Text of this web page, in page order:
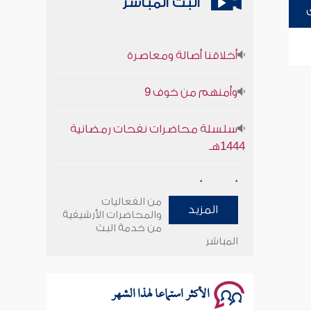
أخلاقنا أصالة ومعاصرة
وأمنهم من خوف 9
1444هـ
أخلاقنا أصالة ومعاصرة
وأمنهم من خوف 9
المزيد
من الفعاليات
والمحاضرات الأرشيفية
من خدمة البث
المباشر
الأكثر استماعا لهذا الشهر